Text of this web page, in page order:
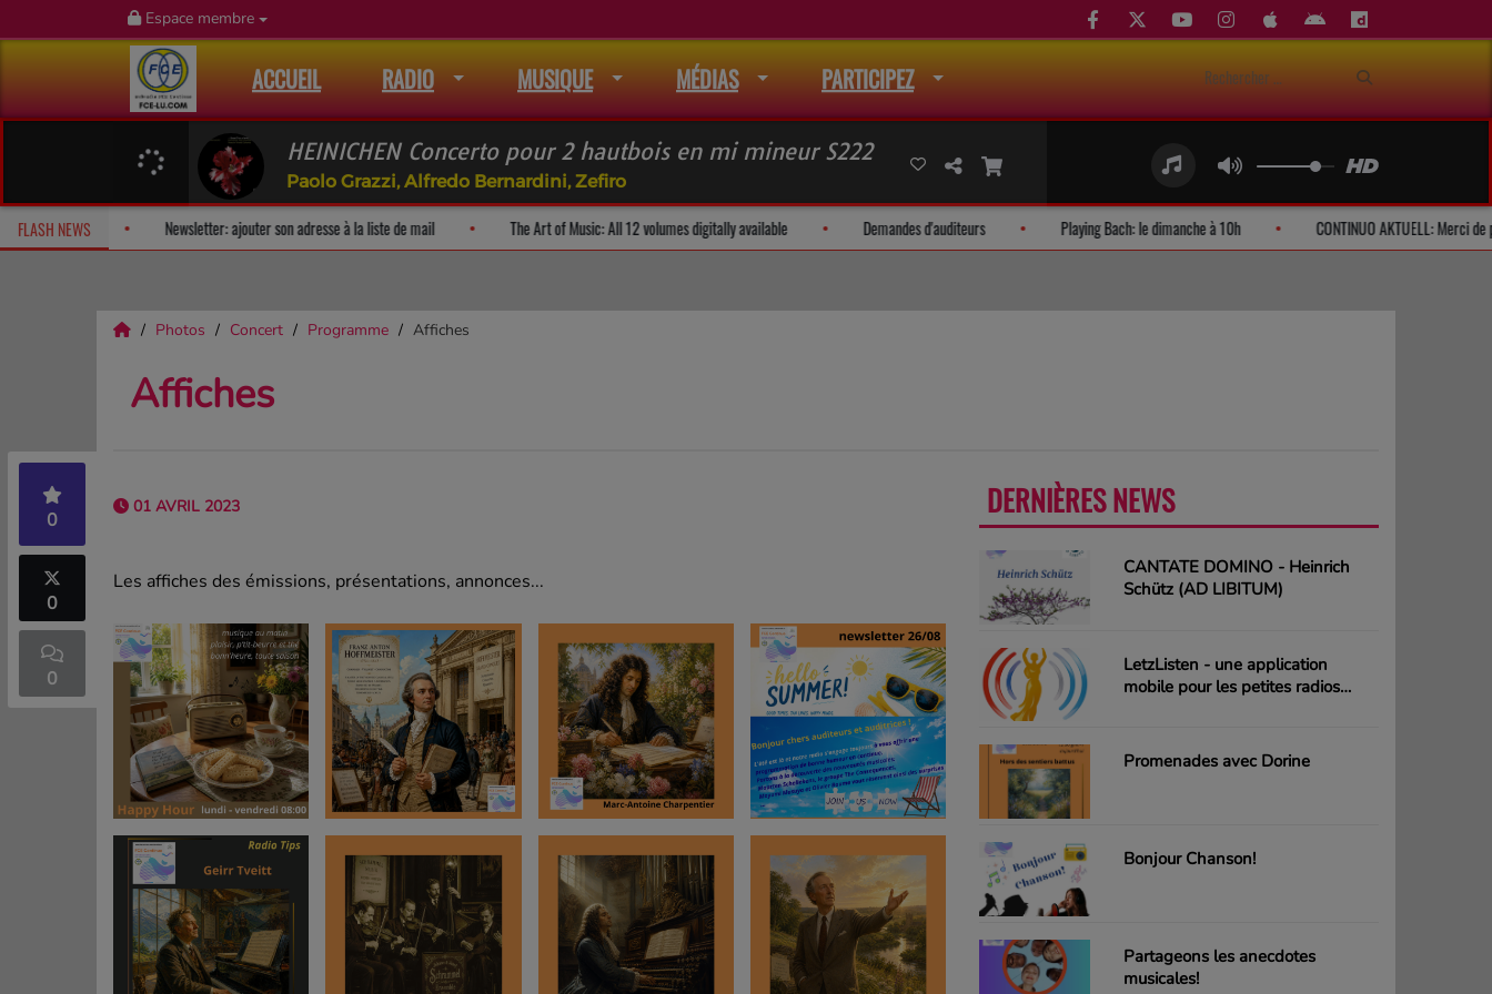
Espace membre
ACCUEIL RADIO MUSIQUE MÉDIAS PARTICIPEZ
HEINICHEN Concerto pour 2 hautbois en mi mineur S222
Paolo Grazzi, Alfredo Bernardini, Zefiro
FLASH NEWSFan Releases & Merch Newsletter: ajouter son adresse à la liste de mail The Art of Music: All 12 volumes digitally available Demandes d'auditeurs Playing Bach: le dimanche à 10h CONTINUO
Photos Concert Programme Affiches
Affiches
0
0
0
01 AVRIL 2023
Les affiches des émissions, présentations, annonces...
DERNIÈRES NEWS
CANTATE DOMINO - Heinrich
Schütz (AD LIBITUM)
LetzListen - une application
mobile pour les petites radios
Promenades avec Dorine
Bonjour Chanson!
Partageons les anecdotes
musicales!